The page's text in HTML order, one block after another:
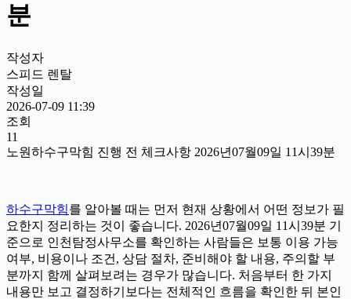
분
작성자
스피드 렌탈
작성일
2026-07-09 11:39
조회
11
노원하수구막힘 진행 전 체크사항 2026년07월09일 11시39분
하수구막힘를 알아볼 때는 먼저 현재 상황에서 어떤 정보가 필
요한지 정리하는 것이 좋습니다. 2026년07월09일 11시39분 기
준으로 인천탐정사무소를 확인하는 사람들은 보통 이용 가능
여부, 비용이나 조건, 상담 절차, 준비해야 할 내용, 주의할 부
분까지 함께 살펴보려는 경우가 많습니다. 처음부터 한 가지
내용만 보고 결정하기보다는 전체적인 흐름을 확인한 뒤 본인